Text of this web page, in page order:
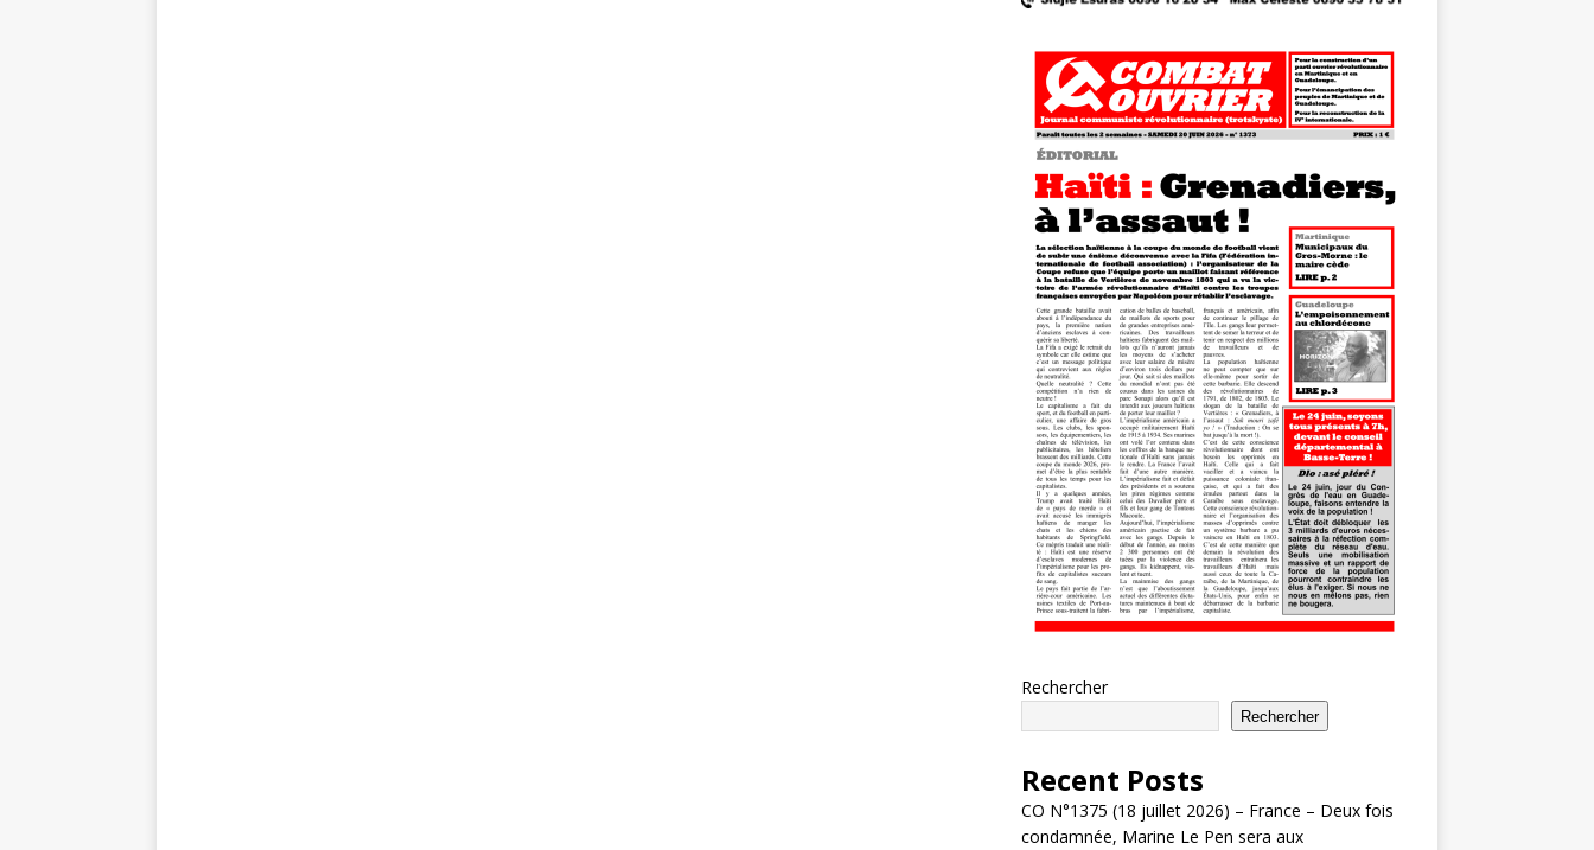
Rechercher
Rechercher
Recent Posts
CO N°1375 (18 juillet 2026) – France – Deux fois
condamnée, Marine Le Pen sera aux